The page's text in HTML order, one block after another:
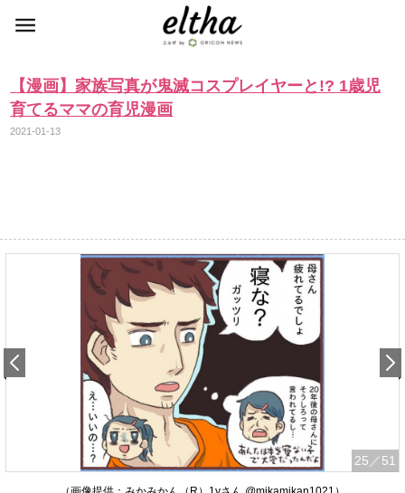
【漫画】家族写真が鬼滅コスプレイヤーと!? 1歳児
育てるママの育児漫画
2021-01-13
25 ／51